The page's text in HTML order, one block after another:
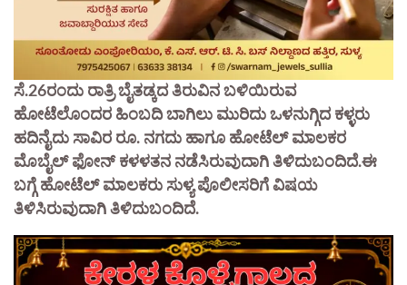
ಸೆ.26ರಂದು ರಾತ್ರಿ ಬೈತಡ್ಕದ ತಿರುವಿನ ಬಳಿಯಿರುವ
ಹೋಟೆಲೊಂದರ ಹಿಂಬದಿ ಬಾಗಿಲು ಮುರಿದು ಒಳನುಗ್ಗಿದ ಕಳ್ಳರು
ಹದಿನೈದು ಸಾವಿರ ರೂ. ನಗದು ಹಾಗೂ ಹೋಟೆಲ್ ಮಾಲಕರ
ಮೊಬೈಲ್ ಫೋನ್ ಕಳಳತನ ನಡೆಸಿರುವುದಾಗಿ ತಿಳಿದುಬಂದಿದೆ.ಈ
ಬಗ್ಗೆ ಹೋಟೆಲ್ ಮಾಲಕರು ಸುಳ್ಯ ಪೊಲೀಸರಿಗೆ ವಿಷಯ
ತಿಳಿಸಿರುವುದಾಗಿ ತಿಳಿದುಬಂದಿದೆ.